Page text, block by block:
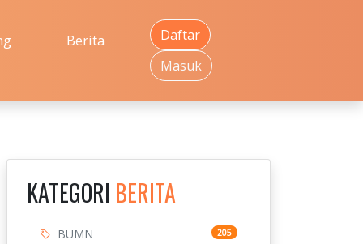
Berita
Daftar
Masuk
KATEGORI BERITA
BUMN 205